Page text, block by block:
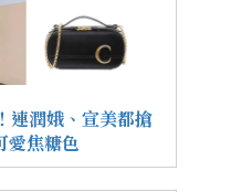
連潤娥、宣美都搶
愛焦糖色